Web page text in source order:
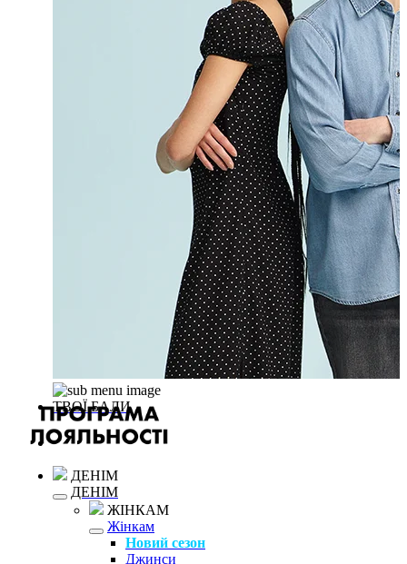
ТВОЇ БАЛИ
ДЕНІМ
ДЕНІМ
ЖІНКАМ
Жінкам
Новий сезон
Джинси